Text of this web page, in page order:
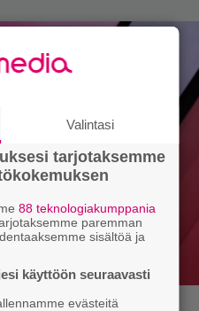
Valintasi
tarjotaksemme
88 teknologiakumppania
paremman
sisältöä ja
käyttöön seuraavasti
evästeitä